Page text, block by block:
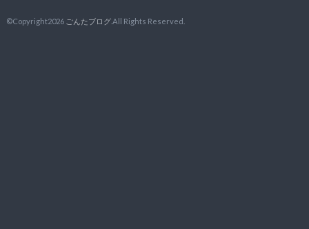
©Copyright2026 ごんたブログ.All Rights Reserved.